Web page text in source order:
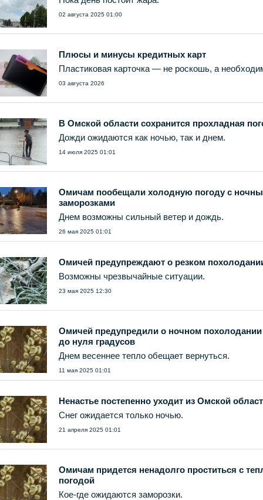
02 августа 2025 01:00
Плюсы и минусы кредитных карт
Пластиковая карточка — не роскошь, а
03 августа 2026
В Омской области сохранится прохладная
Дожди ожидаются как ночью, так и днем.
14 июля 2025 01:01
Омичам пообещали холодную погоду с
заморозками
Днем возможны сильный ветер и дождь.
26 мая 2025 01:01
Омичей предупреждают о резком
Возможны чрезвычайные ситуации.
23 мая 2025 12:30
Омичей предупредили о ночном похолодании
до нуля градусов
Днем весеннее тепло обещает вернуться.
11 мая 2025 01:01
Ненастье постепенно уходит из Омской
Снег ожидается только ночью.
21 апреля 2025 01:01
Омичам придется ненадолго проститься с
погодой
Кое-где ожидаются заморозки.